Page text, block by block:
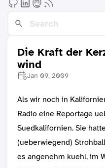
Die Kraft der
wind
Jan 09, 2009
Als wir noch in
Radio eine Reportage
Suedkalifornien. Sie
(ueberwiegend)
es angenehm kuehl, im